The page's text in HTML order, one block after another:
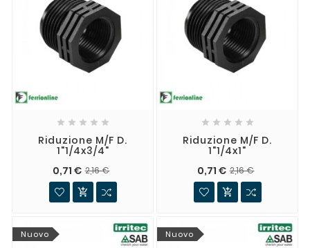
    
Riduzione M/F D.
1"1/4x3/4"
0,71 € 2,16 €

    
Riduzione M/F D.
1"1/4x1"
0,71 € 2,16 €

Nuovo Nuovo